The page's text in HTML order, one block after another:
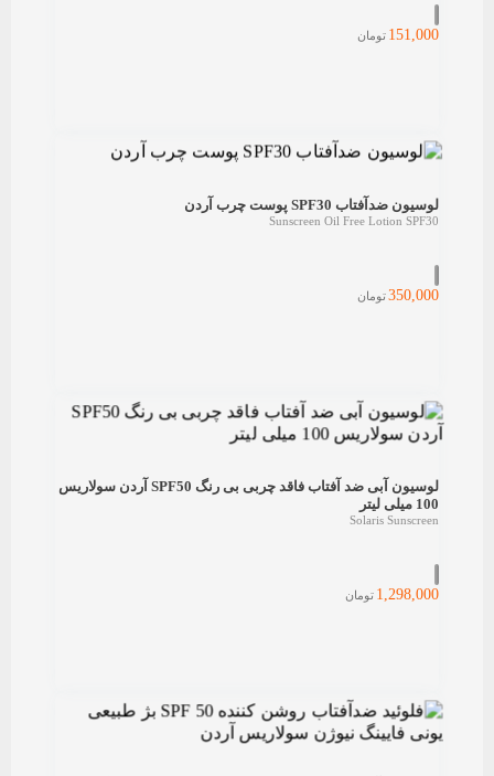
151,000 تومان
لوسیون ضدآفتاب SPF30 پوست چرب آردن
Sunscreen Oil Free Lotion SPF30
350,000تومان
لوسیون آبی ضد آفتاب فاقد چربی بی رنگ SPF50 آردن سولاریس
100 میلی لیتر
Solaris Sunscreen
1,298,000 تومان